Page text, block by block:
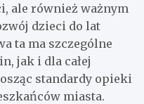
ale również ważnym
dzieci do lat
ta ma szczególne
jak i dla całej
standardy opieki
miasta.